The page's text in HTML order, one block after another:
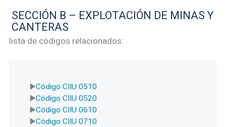
SECCIÓN B – EXPLOTACIÓN DE MINAS Y
CANTERAS
lista de códigos relacionados:
Código CIIU 0510
Código CIIU 0520
Código CIIU 0610
Código CIIU 0710